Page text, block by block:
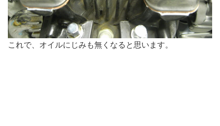
これで、オイルにじみも無くなると思います。